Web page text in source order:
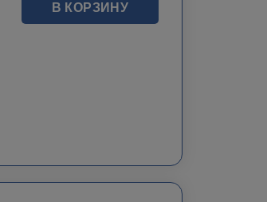
В КОРЗИНУ